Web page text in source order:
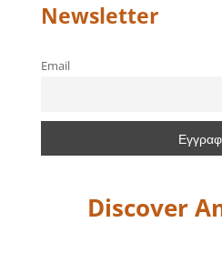
Newsletter
Email
Discover